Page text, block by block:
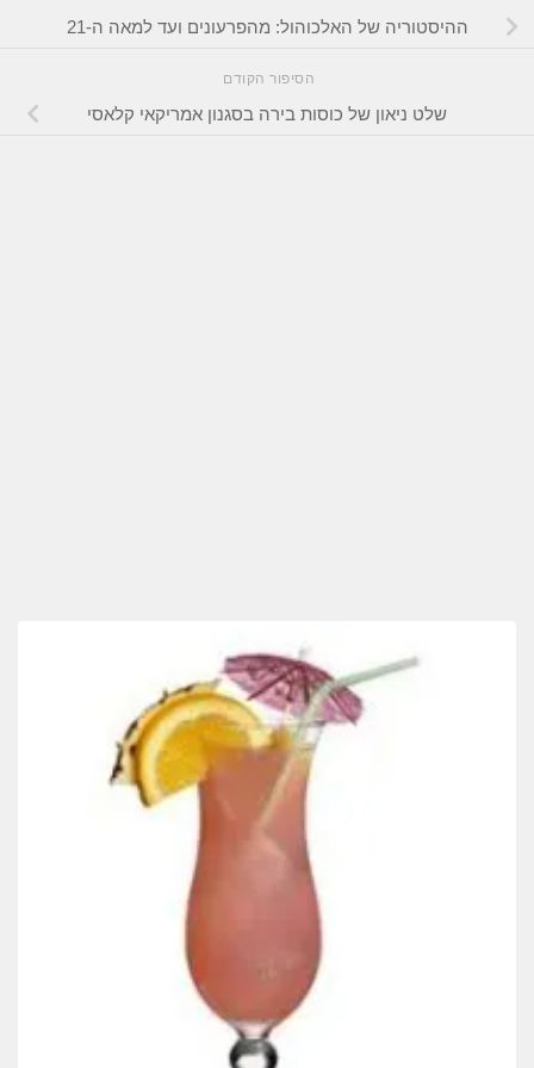
ההיסטוריה של האלכוהול: מהפרעונים ועד למאה ה-21
הסיפור הקודם
שלט ניאון של כוסות בירה בסגנון אמריקאי קלאסי